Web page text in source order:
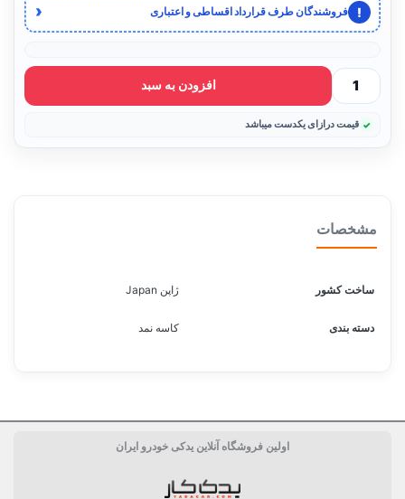
! فروشندگان طرف قرارداد اقساطی و اعتباری ‹
افزودن به سبد
قیمت درازای یکدست میباشد
مشخصات
ساخت کشور ژاپن Japan
دسته بندی کاسه نمد
اولین فروشگاه آنلاین یدکی خودرو ایران